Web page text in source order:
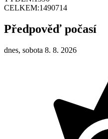
CELKEM:1490714
Předpověď počasí
dnes, sobota 8. 8. 2026